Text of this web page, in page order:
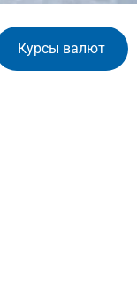
Курсы валют